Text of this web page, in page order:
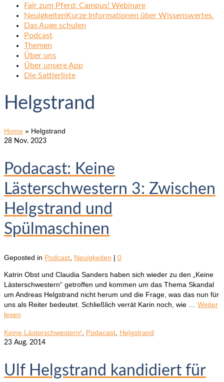
Fair zum Pferd: Campus! Webinare
Neuigkeiten Kurze Informationen über Wissenswertes.
Das Auge schulen
Podcast
Themen
Über uns
Über unsere App
Die Sattlerliste
Helgstrand
Home » Helgstrand
28 Nov. 2023
Podacast: Keine
Lästerschwestern 3: Zwischen
Helgstrand und
Spülmaschinen
Geposted in Podcast Neuigkeiten | 0
Katrin Obst und Claudia Sanders haben sich wieder zu den „Keine
Lästerschwestern“ getroffen und kommen um das Thema Skandal
um Andreas Helgstrand nicht herum und die Frage, was das nun für
uns als Reiter bedeutet. Schließlich verrät Karin noch, wie … Weiter
lesen
Keine Lästerschwestern! Podacast Helgstrand
23 Aug. 2014
Ulf Helgstrand kandidiert für